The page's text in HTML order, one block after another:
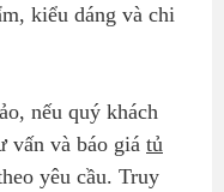
kiểu dáng và chi
nếu quý khách
vấn và báo giá tủ
yêu cầu. Truy